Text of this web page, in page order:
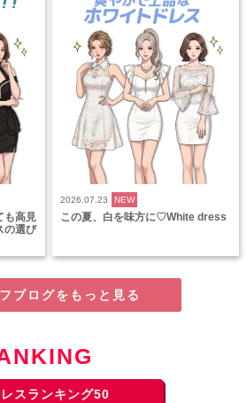
も高見
の選び
2026.07.23 NEW
この夏、白を味方に♡White dress
ブログをもっと見る
レスランキング50